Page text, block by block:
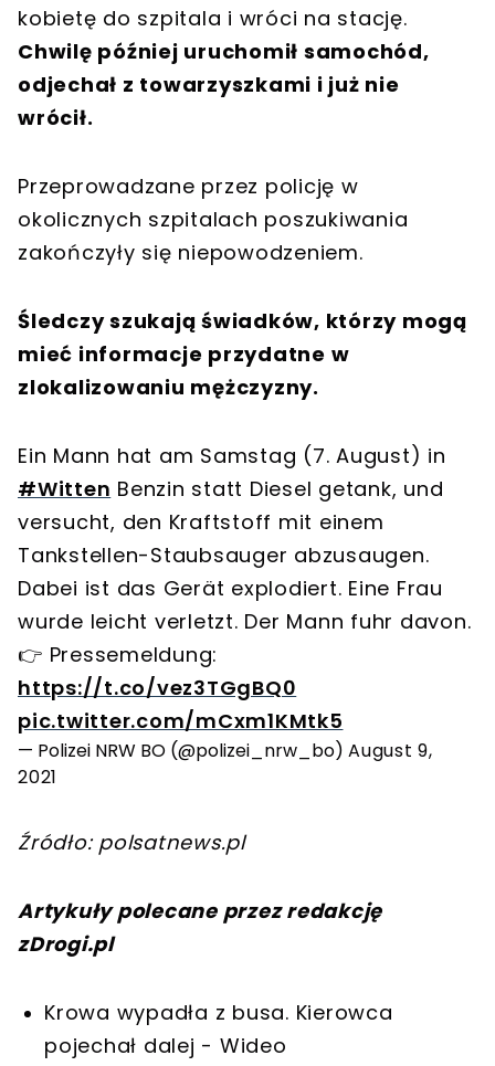
kobietę do szpitala i wróci na stację.
Chwilę później uruchomił samochód,
odjechał z towarzyszkami i już nie
wrócił.
Przeprowadzane przez policję w
okolicznych szpitalach poszukiwania
zakończyły się niepowodzeniem.
Śledczy szukają świadków, którzy mogą
mieć informacje przydatne w
zlokalizowaniu mężczyzny.
Ein Mann hat am Samstag (7. August) in
#Witten Benzin statt Diesel getank, und
versucht, den Kraftstoff mit einem
Tankstellen-Staubsauger abzusaugen.
Dabei ist das Gerät explodiert. Eine Frau
wurde leicht verletzt. Der Mann fuhr davon.
👉 Pressemeldung:
https://t.co/vez3TGgBQ0
pic.twitter.com/mCxm1KMtk5
— Polizei NRW BO (@polizei_nrw_bo) August 9,
2021
Źródło: polsatnews.pl
Artykuły polecane przez redakcję
zDrogi.pl
Krowa wypadła z busa. Kierowca
pojechał dalej - Wideo